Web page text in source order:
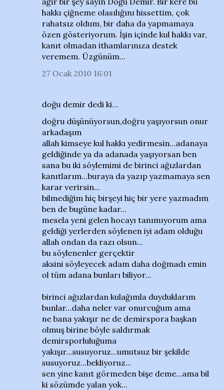
hakkı çiğneme olasılığını hissettim, çok
rahatsız oldum, bir daha da yapmamaya
özen gösteriyorum. İşin içinde kul hakkı var,
kanıt olmadan ithamlarınıza destek
veremem. Üzgünüm...
27 Ocak 2010 16:01
doğu demir dedi ki…
doğru düşünüyorsun,doğru yaşıyorsun onur
arkadaşım
allah kimseye kul hakkı yedirmesin...adanaya
geldiğinde ya da adanada yaşıyorsan ben
sana bu iki söylemimi de birinci ağızlardan
kanıtlarım...buraya da yazıp yazmamaya sen
karar verirsin...
bilmediğim hiç birşeyi hiç bir yere yazmadım
ben de bugüne kadar...
mesela yeni gelen hocayı tanımıyorum ama
geldiği yerlerden söylenen iyi adam olduğu
allah ondan da razı olsun...
bu söylenenler gerçektir
aksini söyleyecek adam daha doğmadı emin
ol tüm adana bunları biliyor...
birinci ağızlardan kulağımla duyduklarım
bunlar...daha neler var onurcuğum ama
ne bana yakışır ne de demirspora başkan
olmuş birine böyle saldırmak
demirsporluluğuma
yakışır...susuyoruz...umutsuz bir şekilde
susuyoruz...bekliyoruz...
sen yine kanıt görmeden bişe deme...ama bil
ki sözümde yalan yok...